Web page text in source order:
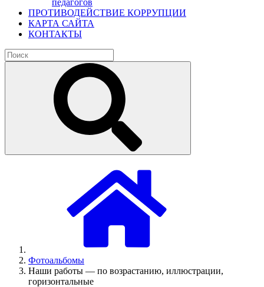
педагогов
ПРОТИВОДЕЙСТВИЕ КОРРУПЦИИ
КАРТА САЙТА
КОНТАКТЫ
Фотоальбомы
Наши работы — по возрастанию, иллюстрации,
горизонтальные